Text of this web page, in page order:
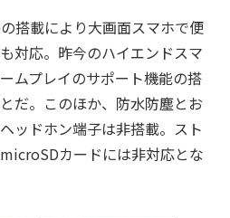
搭載により大画面スマホで便
対応。昨今のハイエンドスマ
ムプレイのサポート機能の搭
だ。このほか、防水防塵とお
ッドホン端子は非搭載。スト
カードには非対応とな